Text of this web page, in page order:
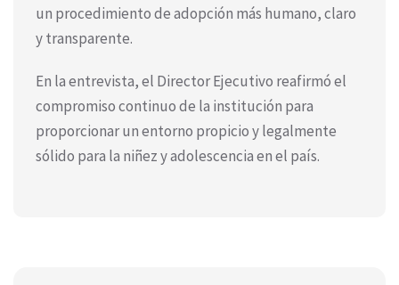
un procedimiento de adopción más humano, claro
y transparente.
En la entrevista, el Director Ejecutivo reafirmó el
compromiso continuo de la institución para
proporcionar un entorno propicio y legalmente
sólido para la niñez y adolescencia en el país.